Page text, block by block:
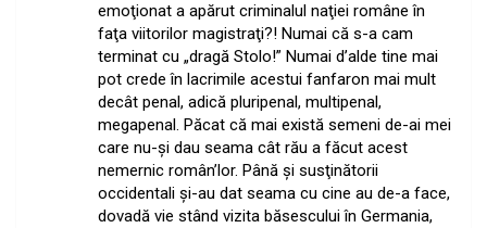
emoţionat a apărut criminalul naţiei române în
faţa viitorilor magistraţi?! Numai că s-a cam
terminat cu „dragă Stolo!” Numai d’alde tine mai
pot crede în lacrimile acestui fanfaron mai mult
decât penal, adică pluripenal, multipenal,
megapenal. Păcat că mai există semeni de-ai mei
care nu-şi dau seama cât rău a făcut acest
nemernic român’lor. Până şi susţinătorii
occidentali şi-au dat seama cu cine au de-a face,
dovadă vie stând vizita băsescului în Germania,